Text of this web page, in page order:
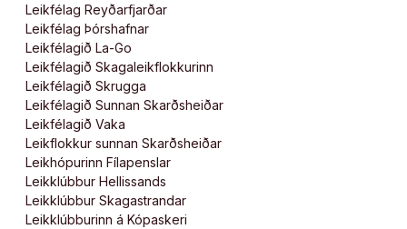
Leikfélag Reyðarfjarðar
Leikfélag Þórshafnar
Leikfélagið La-Go
Leikfélagið Skagaleikflokkurinn
Leikfélagið Skrugga
Leikfélagið Sunnan Skarðsheiðar
Leikfélagið Vaka
Leikflokkur sunnan Skarðsheiðar
Leikhópurinn Fílapenslar
Leikklúbbur Hellissands
Leikklúbbur Skagastrandar
Leikklúbburinn á Kópaskeri